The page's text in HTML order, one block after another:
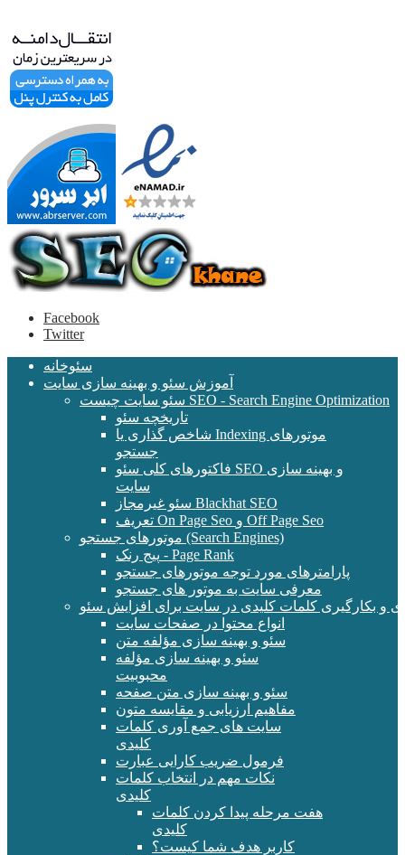
Facebook
Twitter
سئوخانه
آموزش سئو و بهینه سازی سایت
سئو سایت چیست SEO - Search Engine Optimization
تاریخچه سئو
شاخص گذاری یا Indexing موتورهای
جستجو
فاکتورهای کلی سئو SEO و بهینه سازی
سایت
سئو غیرمجاز Blackhat SEO
تعریف On Page Seo و Off Page Seo
موتورهای جستجو (Search Engines)
پیج رنک - Page Rank
پارامترهای مورد توجه موتورهای جستجو
معرفی سایت به موتور های جستجو
و بکارگیری کلمات کلیدی در سایت برای افزایش سئو
انواع محتوا در صفحات سایت
سئو و بهینه سازی مؤلفه متن
سئو و بهینه سازی مؤلفه
محبوبیت
سئو و بهینه سازی متن صفحه
مفاهیم ارزیابی و مقایسه متون
سایت های جمع آوری کلمات
کلیدی
فرمول ضریب کارایی عبارت
نکات مهم در انتخاب کلمات
کلیدی
هفت مرحله پیدا کردن کلمات
کلیدی
کاربر هدف شما کیست؟